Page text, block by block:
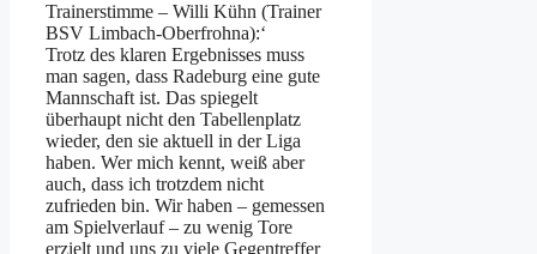
Trainerstimme – Willi Kühn (Trainer
BSV Limbach-Oberfrohna):‘
Trotz des klaren Ergebnisses muss
man sagen, dass Radeburg eine gute
Mannschaft ist. Das spiegelt
überhaupt nicht den Tabellenplatz
wieder, den sie aktuell in der Liga
haben. Wer mich kennt, weiß aber
auch, dass ich trotzdem nicht
zufrieden bin. Wir haben – gemessen
am Spielverlauf – zu wenig Tore
erzielt und uns zu viele Gegentreffer